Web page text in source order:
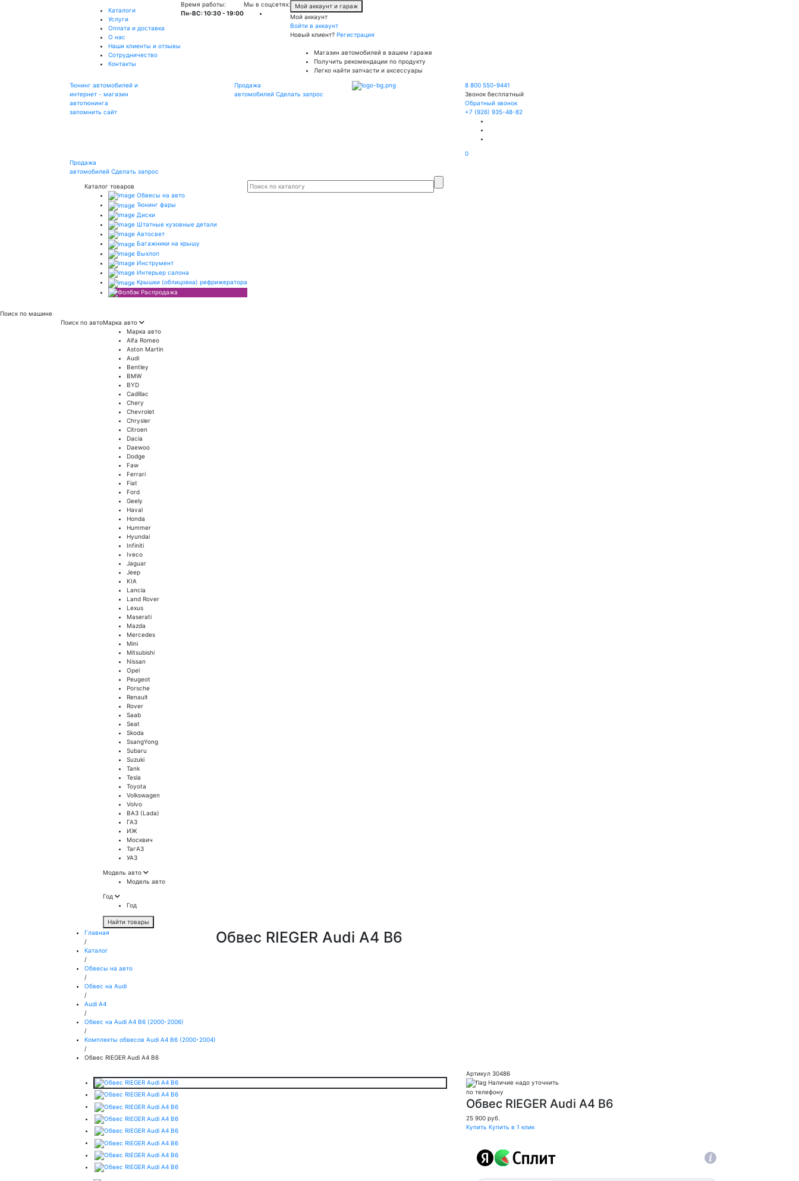
Каталоги
Услуги
Оплата и доставка
О нас
Наши клиенты и отзывы
Сотрудничество
Контакты
Время работы:
Пн-ВС: 10:30 - 19:00
Мы в соцсетях:
Мой аккаунт и гараж
Мой аккаунт
Войти в аккаунт
Новый клиент? Регистрация
Магазин автомобилей в вашем гараже
Получить рекомендации по продукту
Легко найти запчасти и аксессуары
Тюнинг автомобилей и
интернет - магазин
автотюнинга
запомнить сайт
Продажа
автомобилейСделать запрос
8 800 550-9441
Звонок бесплатный
Обратный звонок
+7 (926) 935-48-82
0
Продажа
автомобилей Сделать запрос
Каталог товаров
Обвесы на авто
Тюнинг фары
Диски
Штатные кузовные детали
Автосвет
Багажники на крышу
Выхлоп
Инструмент
Интерьер салона
Крышки (облицовка) рефрижератора
Распродажа
Поиск по машине
Поиск по автоМарка авто
Марка авто
Alfa Romeo
Aston Martin
Audi
Bentley
BMW
BYD
Cadillac
Chery
Chevrolet
Chrysler
Citroen
Dacia
Daewoo
Dodge
Faw
Ferrari
Fiat
Ford
Geely
Haval
Honda
Hummer
Hyundai
Infiniti
Iveco
Jaguar
Jeep
KIA
Lancia
Land Rover
Lexus
Maserati
Mazda
Mercedes
Mini
Mitsubishi
Nissan
Opel
Peugeot
Porsche
Renault
Rover
Saab
Seat
Skoda
SsangYong
Subaru
Suzuki
Tank
Tesla
Toyota
Volkswagen
Volvo
ВАЗ (Lada)
ГАЗ
ИЖ
Москвич
ТагАЗ
УАЗ
Модель авто
Модель авто
Год
Год
Найти товары
Главная
/
Каталог
/
Обвесы на авто
/
Обвес на Audi
/
Audi A4
/
Обвес на Audi A4 B6 (2000-2006)
/
Комплекты обвесов Audi A4 B6 (2000-2004)
/
Обвес RIEGER Audi A4 B6
Обвес RIEGER Audi A4 B6
Артикул 30486
Наличие надо уточнить
по телефону
Обвес RIEGER Audi A4 B6
25 900 руб.
Купить Купить в 1 клик